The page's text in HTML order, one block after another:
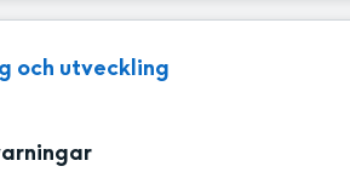
och utveckling